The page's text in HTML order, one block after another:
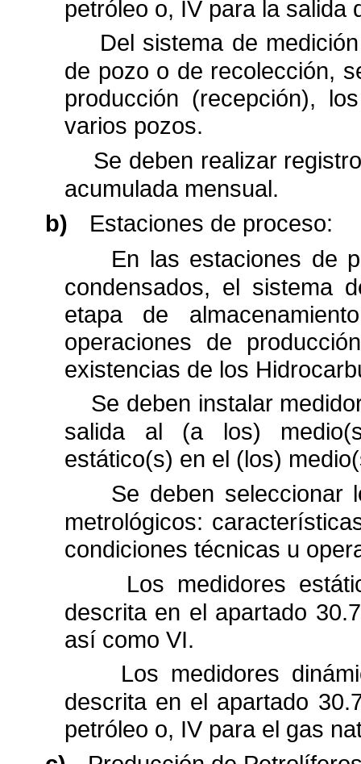
petróleo o, IV para la salida
Del sistema de
de pozo o de recolección,
producción (recepción),
varios pozos.
Se deben realizar
acumulada mensual.
b)
Estaciones de proceso:
En las estaciones de
condensados, el sistema
etapa de
operaciones de
existencias de los
Se deben instalar
salida al (a los)
estático(s) en el (los)
Se deben seleccionar
metrológicos:
condiciones técnicas u
Los medidores
descrita en el apartado
así como VI.
Los medidores
descrita en el apartado
petróleo o, IV para el gas